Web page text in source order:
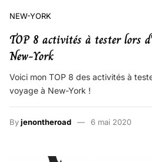
NEW-YORK
TOP 8 activités à tester lors
New-York
Voici mon TOP 8 des activités à
voyage à New-York !
Byjenontheroad 6 mai 2020